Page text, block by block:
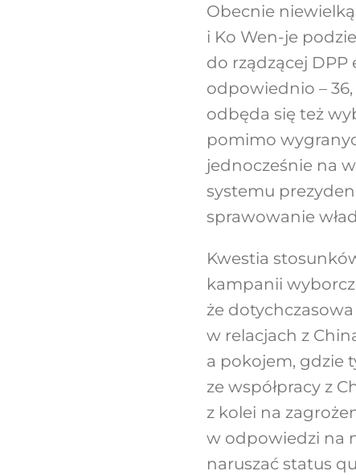
Obecnie
i Ko Wen-je
do rządzącej
odpowiednio – 36,
odbęda się też
pomimo
jednocześnie na
systemu
sprawowanie
Kwestia
kampanii
że
w relacjach z
a pokojem, gdzie
ze współpracy z
z kolei na
w odpowiedzi na
naruszać status